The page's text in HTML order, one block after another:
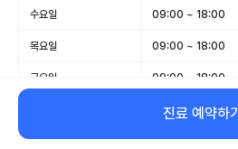
수요일 09:00 ~ 18:00
목요일 09:00 ~ 18:00
금요일 09:00 ~ 18:00
09:00 ~ 13:00
일요일 휴무
진료 예약하기